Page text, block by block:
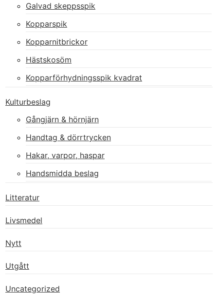
Galvad skeppsspik
Kopparspik
Kopparnitbrickor
Hästskosöm
Kopparförhydningsspik kvadrat
Kulturbeslag
Gångjärn & hörnjärn
Handtag & dörrtrycken
Hakar, varpor, haspar
Handsmidda beslag
Litteratur
Livsmedel
Nytt
Utgått
Uncategorized